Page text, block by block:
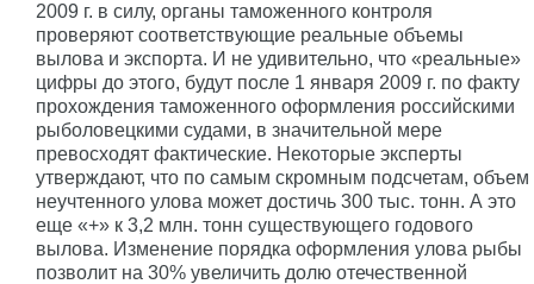
2009 г. в силу, органы таможенного контроля
проверяют соответствующие реальные объемы
вылова и экспорта. И не удивительно, что «реальные»
цифры до этого, будут после 1 января 2009 г. по факту
прохождения таможенного оформления российскими
рыболовецкими судами, в значительной мере
превосходят фактические. Некоторые эксперты
утверждают, что по самым скромным подсчетам, объем
неучтенного улова может достичь 300 тыс. тонн. А это
еще «+» к 3,2 млн. тонн существующего годового
вылова. Изменение порядка оформления улова рыбы
позволит на 30% увеличить долю отечественной